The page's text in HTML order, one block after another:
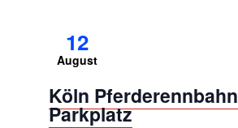
12
August
Köln Pferderennbahn
Parkplatz